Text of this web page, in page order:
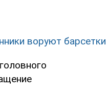
воруют барсетки